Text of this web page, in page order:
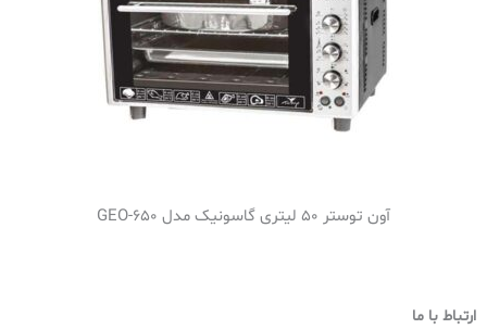
آون توستر 50 لیتری گاسونیک مدل GEO-650
ارتباط با ما